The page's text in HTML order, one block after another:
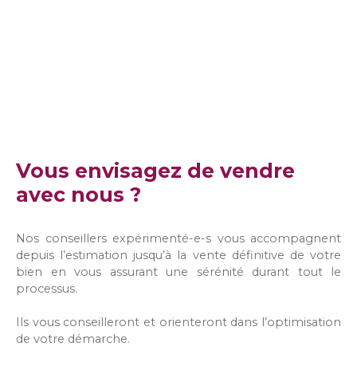
Vous envisagez de vendre
avec nous ?
Nos conseillers expérimenté-e-s vous accompagnent
depuis l’estimation jusqu’à la vente définitive de votre
bien en vous assurant une sérénité durant tout le
processus.
Ils vous conseilleront et orienteront dans l’optimisation
de votre démarche.